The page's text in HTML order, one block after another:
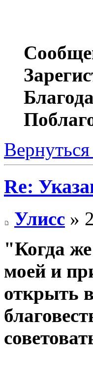
Re:
Улисс »
"Когда
моей и
открыть